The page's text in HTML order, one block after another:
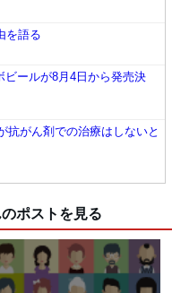
を語る
ールが8月4日から発売決
抗がん剤での治療はしないと
ポストを見る